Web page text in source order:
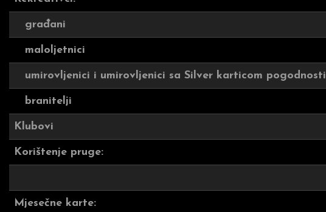
građani
maloljetnici
umirovljenici i umirovljenici sa Silver karticom pogodnosti
branitelji
Klubovi
Korištenje pruge:
Mjesečne karte: